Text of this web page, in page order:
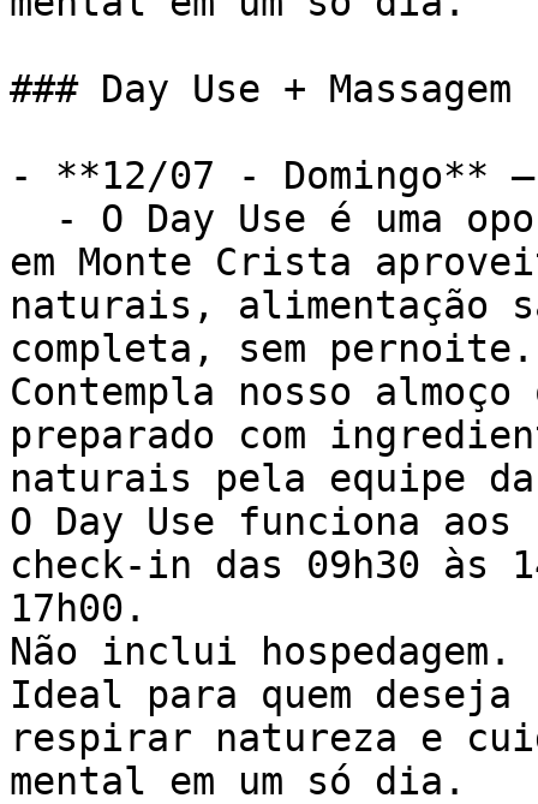
### Day Use + Massagem
- **12/07 - Domingo**
em Monte Crista
naturais, alimentação
completa, sem pernoite.
Contempla nosso
preparado com
naturais pela equipe
O Day Use funciona aos
check-in das 09h30 às
17h00.
Não inclui hospedagem.
Ideal para quem
respirar natureza e
mental em um só dia.